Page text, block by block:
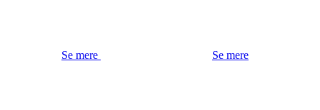
Se mere Se mere